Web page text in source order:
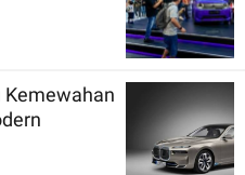
Kemewahan